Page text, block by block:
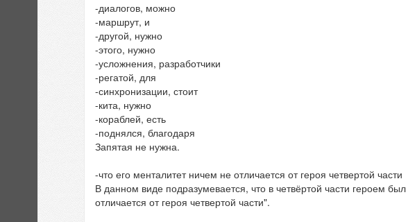
-диалогов, можно
-маршрут, и
-другой, нужно
-этого, нужно
-усложнения, разработчики
-регатой, для
-синхронизации, стоит
-кита, нужно
-кораблей, есть
-поднялся, благодаря
Запятая не нужна.
-что его менталитет ничем не отличается от героя четвертой части
В данном виде подразумевается, что в четвёртой части героем
отличается от героя четвертой части".